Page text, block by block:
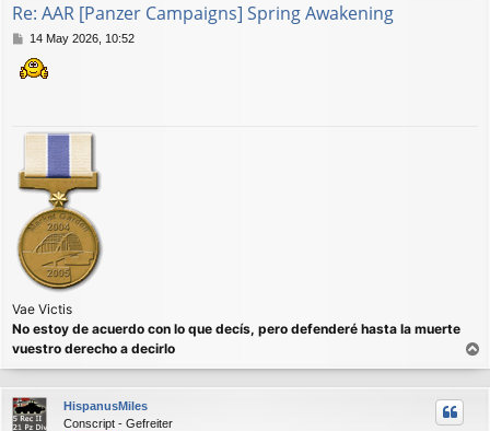
Re: AAR [Panzer Campaigns] Spring Awakening
M
n
e
14 May 2026, 10:52
Vae Victis
No estoy de acuerdo con lo que decís, pero defenderé hasta la muerte
vuestro derecho a decirlo
r
r
HispanusMiles
Conscript - Gefreiter